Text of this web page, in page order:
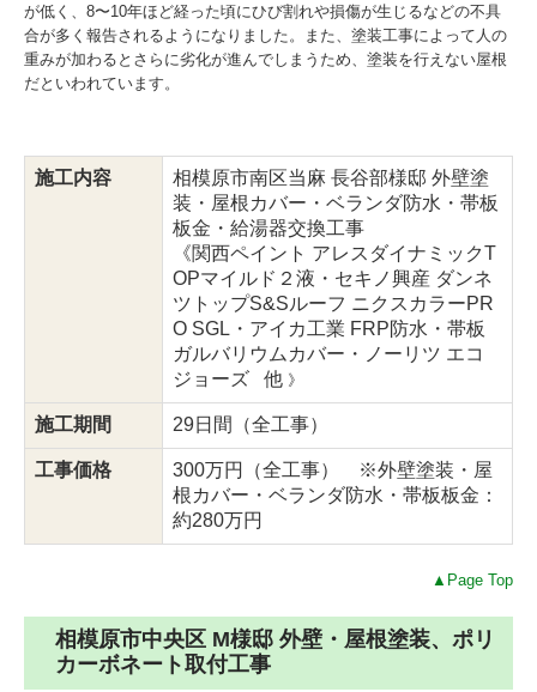
が低く、8〜10年ほど経った頃にひび割れや損傷が生じるなどの不具
合が多く報告されるようになりました。また、塗装工事によって人の
重みが加わるとさらに劣化が進んでしまうため、塗装を行えない屋根
だといわれています。
施工内容
相模原市南区当麻 長谷部様邸 外壁塗
装・屋根カバー・ベランダ防水・帯板
板金・給湯器交換工事
《関西ペイント アレスダイナミックT
OPマイルド２液・セキノ興産 ダンネ
ツトップS&Sルーフ ニクスカラーPR
O SGL・アイカ工業 FRP防水・帯板
ガルバリウムカバー・ノーリツ エコ
ジョーズ
他 》
施工期間 29日間（全工事）
工事価格
300万円（全工事） ※外壁塗装・屋
根カバー・ベランダ防水・帯板板金：
約280万円
▲Page Top
相模原市中央区 M様邸 外壁・屋根塗装、ポリ
カーボネート取付工事